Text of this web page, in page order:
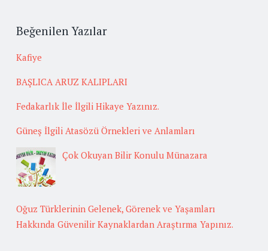
Beğenilen Yazılar
Kafiye
BAŞLICA ARUZ KALIPLARI
Fedakarlık İle İlgili Hikaye Yazınız.
Güneş İlgili Atasözü Örnekleri ve Anlamları
Çok Okuyan Bilir Konulu Münazara
Oğuz Türklerinin Gelenek, Görenek ve Yaşamları
Hakkında Güvenilir Kaynaklardan Araştırma Yapınız.